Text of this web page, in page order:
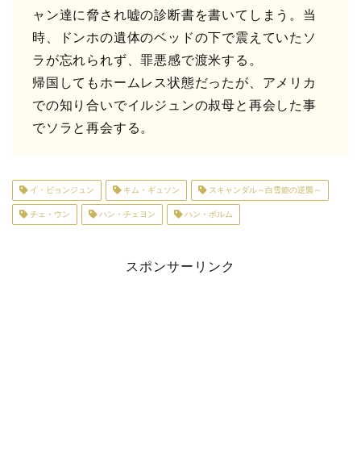
ャン達に脅され嘘の診断書を書いてしまう。当
時、ドンホの遺体のベッドの下で震えていたソ
ラが忘れられず、罪悪感で渡米する。
帰国してもホームレス状態だったが、アメリカ
での知り合いでイルジュンの叔母と再会した事
でソラと再会する。
イ・ビョンジュン キム・ギュソン スキャンダル～白雪姫の逆襲～
チェ・ウン ハン・チェヨン ハン・ボルム
スポンサーリンク